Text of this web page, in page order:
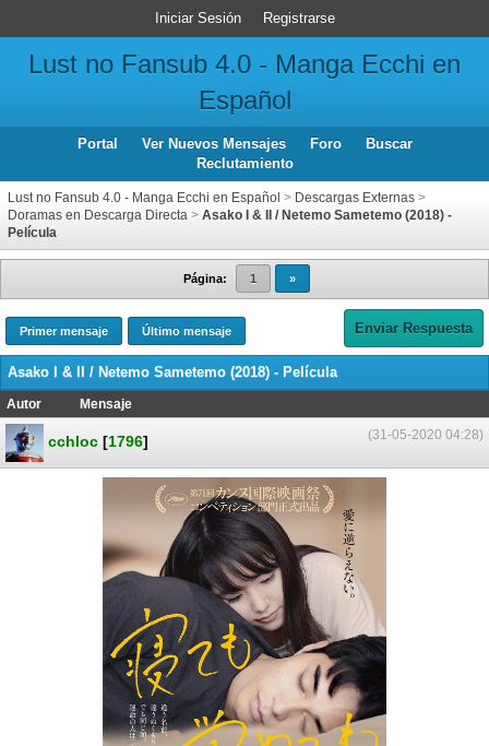
Iniciar Sesión Registrarse
Lust no Fansub 4.0 - Manga Ecchi en
Español
Portal Ver Nuevos Mensajes Foro
Buscar
Reclutamiento
Lust no Fansub 4.0 - Manga Ecchi en Español > Descargas Externas >
Doramas en Descarga Directa > Asako I & II / Netemo Sametemo (2018) -
Película
Página: 1 »
Primer mensaje Último mensaje Enviar Respuesta
Asako I & II / Netemo Sametemo (2018) - Película
Autor
Mensaje
(31-05-2020 04:28)
cchloc [1796]